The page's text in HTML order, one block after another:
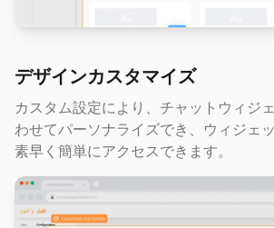
デザインカスタマイズ
カスタム設定により、チャットウィジ
わせてパーソナライズでき、ウィジェ
素早く簡単にアクセスできます。